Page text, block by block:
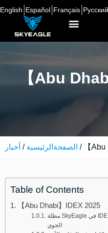
English Español Français Русский
【Abu
الصفحةالرئيسية / أخبار / 【Abu
Table of Contents
【Abu Dhabi】IDEX 2025
مظلة SkyEagle في IDEX 2025: تقدم الأمان في الدفاع والفضاء
الجوي